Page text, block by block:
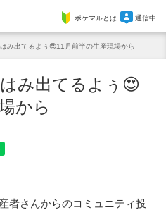
Marcheポケマルとは 通信中...
み出てるよぅ😍11月前半の生産現場から
み出てるよぅ😍
から
者さんからのコミュニティ投